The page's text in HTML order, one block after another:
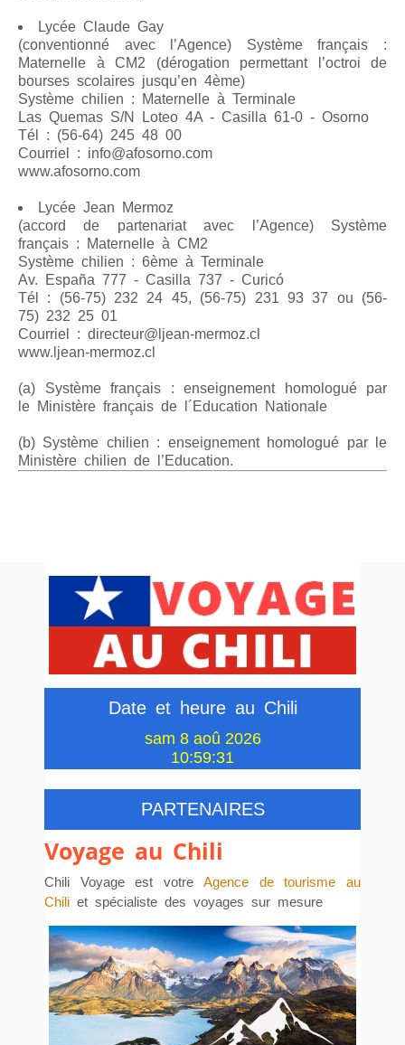
Date et heure au Chili
PARTENAIRES
Voyage au Chili
Chili Voyage est votre Agence de tourisme au
Chili et spécialiste des voyages sur mesure
Lycée Claude Gay
(conventionné avec l’Agence) Système français :
Maternelle à CM2 (dérogation permettant l’octroi de
bourses scolaires jusqu’en 4ème)
Système chilien : Maternelle à Terminale
Las Quemas S/N Loteo 4A - Casilla 61-0 - Osorno
Tél : (56-64) 245 48 00
Courriel : info@afosorno.com
www.afosorno.com
Lycée Jean Mermoz
(accord de partenariat avec l’Agence) Système
français : Maternelle à CM2
Système chilien : 6ème à Terminale
Av. España 777 - Casilla 737 - Curicó
Tél : (56-75) 232 24 45, (56-75) 231 93 37 ou (56-
75) 232 25 01
Courriel : directeur@ljean-mermoz.cl
www.ljean-mermoz.cl
(a) Système français : enseignement homologué par
le Ministère français de l´Education Nationale
(b) Système chilien : enseignement homologué par le
Ministère chilien de l’Education.